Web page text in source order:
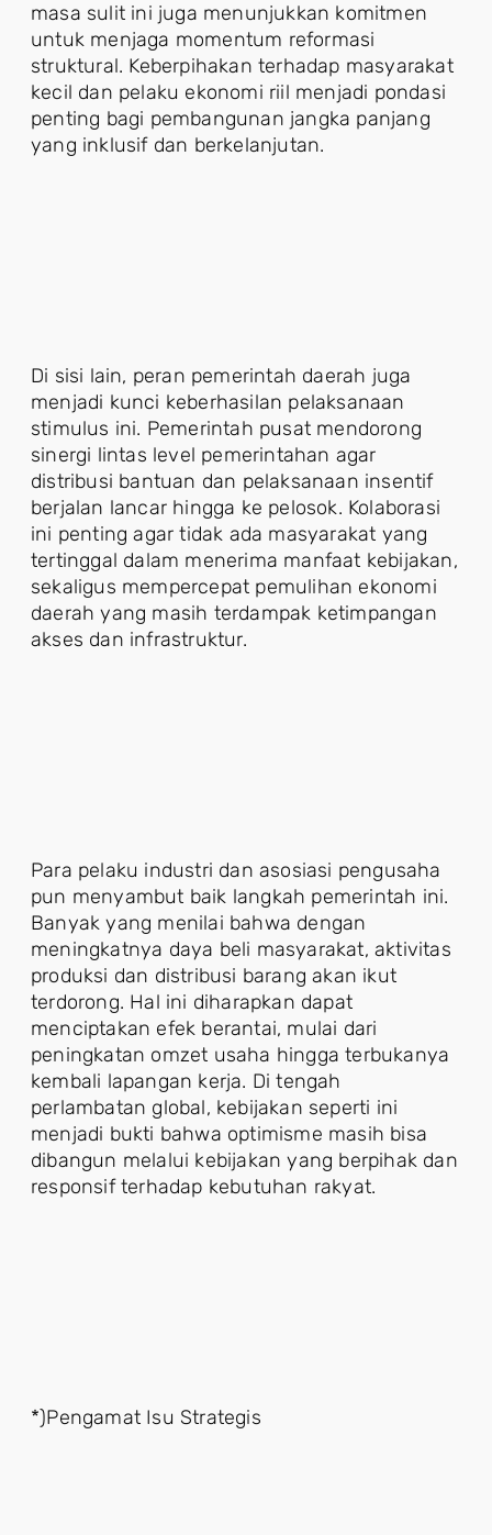
masa sulit ini juga menunjukkan komitmen
untuk menjaga momentum reformasi
struktural. Keberpihakan terhadap masyarakat
kecil dan pelaku ekonomi riil menjadi pondasi
penting bagi pembangunan jangka panjang
yang inklusif dan berkelanjutan.
Di sisi lain, peran pemerintah daerah juga
menjadi kunci keberhasilan pelaksanaan
stimulus ini. Pemerintah pusat mendorong
sinergi lintas level pemerintahan agar
distribusi bantuan dan pelaksanaan insentif
berjalan lancar hingga ke pelosok. Kolaborasi
ini penting agar tidak ada masyarakat yang
tertinggal dalam menerima manfaat kebijakan,
sekaligus mempercepat pemulihan ekonomi
daerah yang masih terdampak ketimpangan
akses dan infrastruktur.
Para pelaku industri dan asosiasi pengusaha
pun menyambut baik langkah pemerintah ini.
Banyak yang menilai bahwa dengan
meningkatnya daya beli masyarakat, aktivitas
produksi dan distribusi barang akan ikut
terdorong. Hal ini diharapkan dapat
menciptakan efek berantai, mulai dari
peningkatan omzet usaha hingga terbukanya
kembali lapangan kerja. Di tengah
perlambatan global, kebijakan seperti ini
menjadi bukti bahwa optimisme masih bisa
dibangun melalui kebijakan yang berpihak dan
responsif terhadap kebutuhan rakyat.
*)Pengamat Isu Strategis